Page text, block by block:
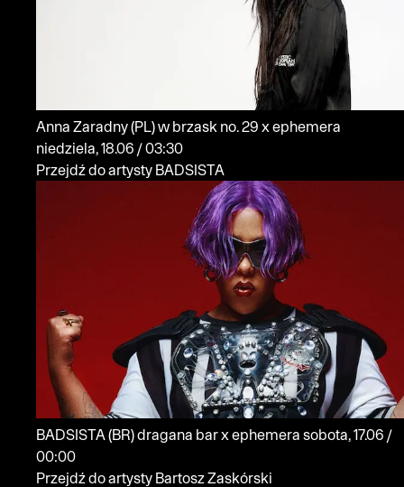
Anna Zaradny(PL)w brzask no. 29 x ephemera
niedziela, 18.06 / 03:30
Przejdź do artysty BADSISTA
BADSISTA (BR)dragana bar x ephemera sobota, 17.06 /
00:00
Przejdź do artysty Bartosz Zaskórski